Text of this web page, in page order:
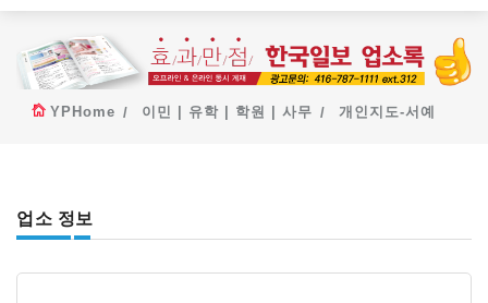
YPHome 이민 | 유학 | 학원 | 사무 개인지도-서예
업소 정보